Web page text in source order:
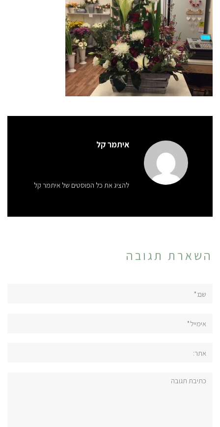
איתמר קל
להציג את כל הפוסטים של איתמר קל
השארת תגובה